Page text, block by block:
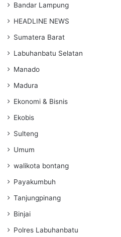
Bandar Lampung
HEADLINE NEWS
Sumatera Barat
Labuhanbatu Selatan
Manado
Madura
Ekonomi & Bisnis
Ekobis
Sulteng
Umum
walikota bontang
Payakumbuh
Tanjungpinang
Binjai
Polres Labuhanbatu